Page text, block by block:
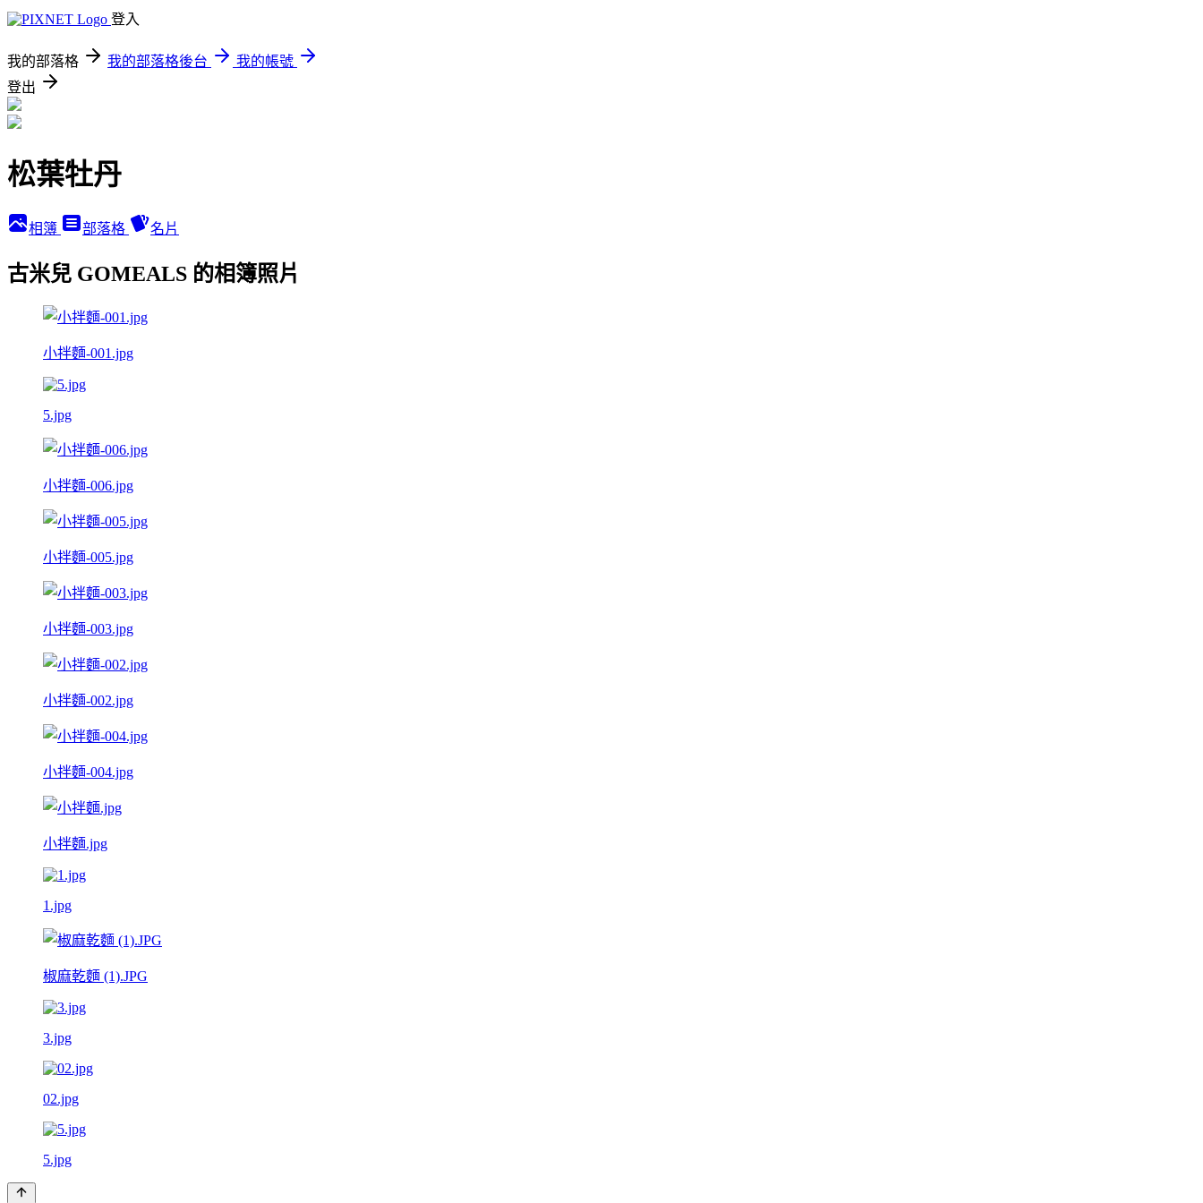
登入
我的部落格 我的部落格後台
我的帳號
登出
松葉牡丹
相簿 部落格 名片
古米兒 GOMEALS 的相簿照片
小拌麵-001.jpg
5.jpg
小拌麵-006.jpg
小拌麵-005.jpg
小拌麵-003.jpg
小拌麵-002.jpg
小拌麵-004.jpg
小拌麵.jpg
1.jpg
椒麻乾麵 (1).JPG
3.jpg
02.jpg
5.jpg